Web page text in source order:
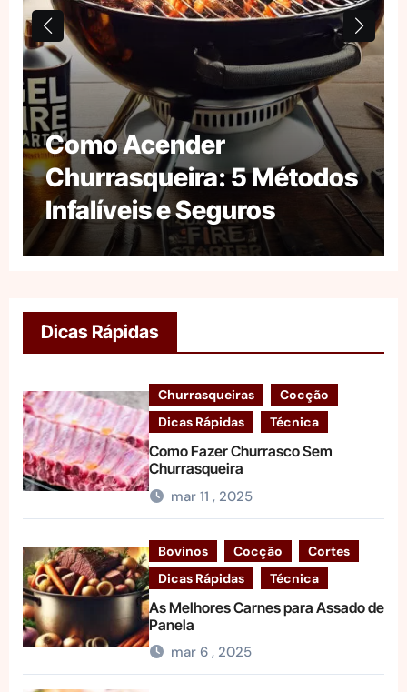
Como Acender
Churrasqueira: 5 Métodos
Infalíveis e Seguros
Dicas Rápidas
Churrasqueiras
Cocção
Dicas Rápidas
Técnica
Como Fazer Churrasco Sem
Churrasqueira
mar 11 , 2025
Bovinos Cocção
Cortes
Dicas Rápidas
Técnica
As Melhores Carnes para Assado de
Panela
mar 6 , 2025